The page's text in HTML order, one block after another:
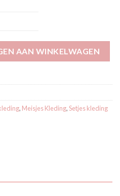
AAN WINKELWAGEN
, Meisjes Kleding,Setjes kleding